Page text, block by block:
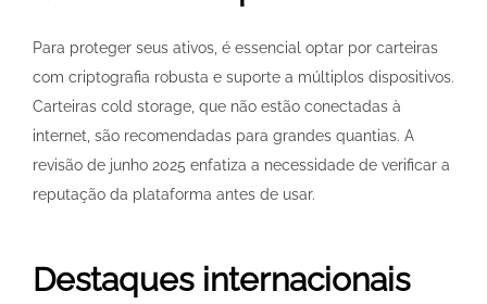
Para proteger seus ativos, é essencial optar por carteiras
com criptografia robusta e suporte a múltiplos dispositivos.
Carteiras cold storage, que não estão conectadas à
internet, são recomendadas para grandes quantias. A
revisão de junho 2025 enfatiza a necessidade de verificar a
reputação da plataforma antes de usar.
Destaques internacionais